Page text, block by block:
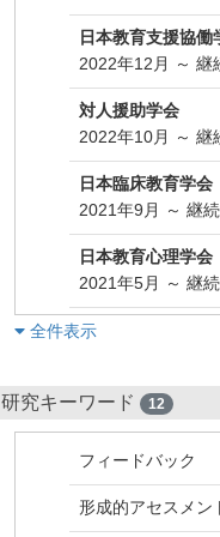
日本教育支援協働
2022年12月 ～ 継
対人援助学会
2022年10月 ～ 継
日本臨床教育学会
2021年9月 ～ 継
日本教育心理学会
2021年5月 ～ 継
︎全件表示
研究キーワード 12
フィードバック
形成的アセスメン